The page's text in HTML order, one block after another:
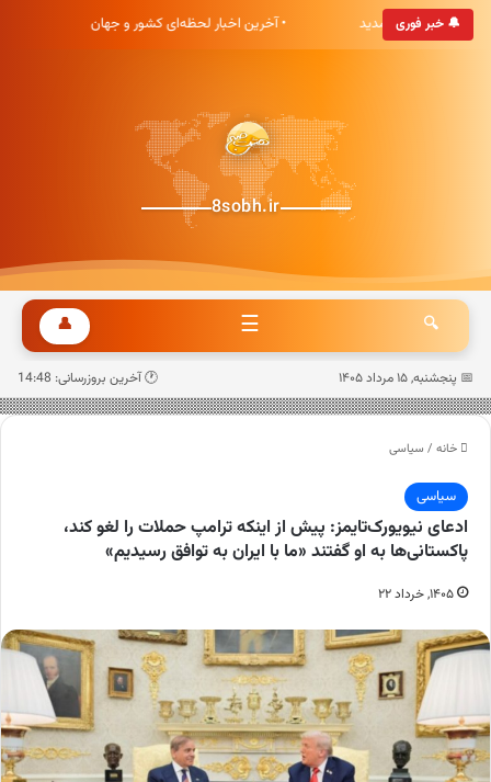
🔔 خبر فوری
هشت صبح خوش آمدید • آخرین اخبار لحظه‌ای کشور و جهان
8sobh.ir
🔍
☰
👤
📅 پنجشنبه, ۱۵ مرداد ۱۴۰۵ 🕐 آخرین بروزرسانی: 14:48
خانه / سیاسی
سیاسی
ادعای نیویورک‌تایمز: پیش از اینکه ترامپ حملات را لغو کند،
پاکستانی‌ها به او گفتند «ما با ایران به توافق رسیدیم»
۱۴۰۵, خرداد ۲۲